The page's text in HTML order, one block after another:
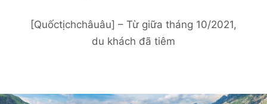
[Quốctịchchâuâu] – Từ giữa tháng 10/2021,
du khách đã tiêm